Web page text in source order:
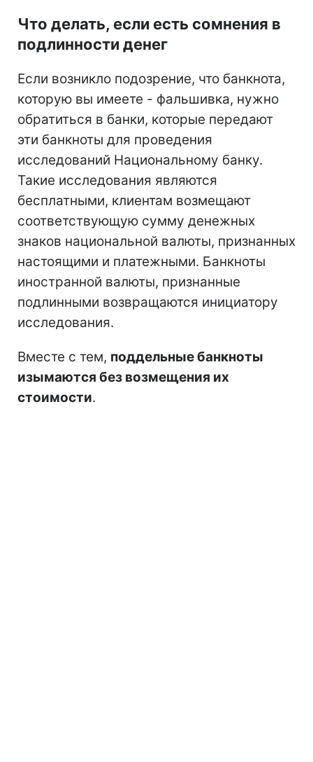
Что делать, если есть сомнения в
подлинности денег
Если возникло подозрение, что банкнота,
которую вы имеете - фальшивка, нужно
обратиться в банки, которые передают
эти банкноты для проведения
исследований Национальному банку.
Такие исследования являются
бесплатными, клиентам возмещают
соответствующую сумму денежных
знаков национальной валюты, признанных
настоящими и платежными. Банкноты
иностранной валюты, признанные
подлинными возвращаются инициатору
исследования.
Вместе с тем, поддельные банкноты
изымаются без возмещения их
стоимости.